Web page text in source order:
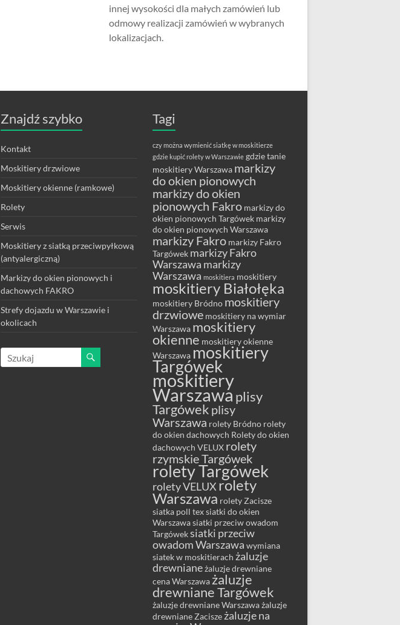
innej wysokości dla małych zamówień lub
odmowy realizacji zamówień w wybranych
lokalizacjach.
Znajdź szybko
Kontakt
Moskitiery drzwiowe
Moskitiery okienne (ramkowe)
Rolety
Serwis
Moskitiery z siatką przeciwpyłkową
(antyalergiczną)
Markizy do okien pionowych i
dachowych FAKRO
Strefy dojazdu w Warszawie i
okolicach
Tagi
czy można wymienić siatkę w moskitierze
gdzie kupić rolety w Warszawie gdzie tanie
moskitiery Warszawa markizy
do okien pionowych
markizy do okien
pionowych Fakro markizy do
okien pionowych Targówek markizy
do okien pionowych Warszawa
markizy Fakro markizy Fakro
Targówek markizy Fakro
Warszawa markizy
Warszawa moskitiera moskitiery
moskitiery Białołęka
moskitiery Bródno moskitiery
drzwiowe moskitiery na wymiar
Warszawa moskitiery
okienne moskitiery okienne
Warszawa moskitiery
Targówek
moskitiery
Warszawa plisy
Targówek plisy
Warszawa rolety Bródno rolety
do okien dachowych Rolety do okien
dachowych VELUX rolety
rzymskie Targówek
rolety Targówek
rolety VELUX rolety
Warszawa rolety Zacisze
siatka poll tex siatki do okien
Warszawa siatki przeciw owadom
Targówek siatki przeciw
owadom Warszawa wymiana
siatek w moskitierach żaluzje
drewniane żaluzje drewniane
cena Warszawa żaluzje
drewniane Targówek
żaluzje drewniane Warszawa żaluzje
drewniane Zacisze żaluzje na